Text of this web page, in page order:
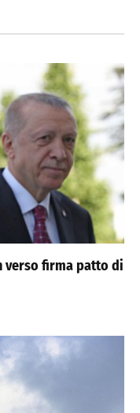
verso firma patto di